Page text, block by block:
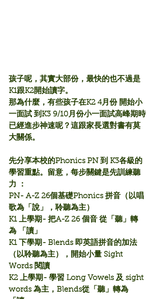
孩子呢，其實大部份，最快的也不過是
K1跟K2開始讀字。
那為什麼，有些孩子在K2 4月份 開始小
一面試 到K3 9/10月份小一面試高峰期時
已經進步神速呢？這跟家長選對書有莫
大關係。
先分享本校的Phonics PN 到 K3各級的
學習重點。留意，每步關鍵是先訓練聽
力 ：
PN- A-Z 26個基礎Phonics 拼音（以唱
歌為「說」，聆聽為主）
K1 上學期- 把A-Z 26 個音 從「聽」轉
為 「讀」
K1 下學期- Blends 即英語拼音的加法
（以聆聽為主），開始小量 Sight
Words 閱讀
K2 上學期- 學習 Long Vowels 及 sight
words 為主，Blends從「聽」轉為